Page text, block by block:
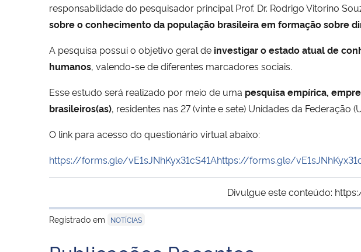
responsabilidade do pesquisador principal Prof. Dr. Rodrigo Vitorino
sobre o conhecimento da população brasileira em formação sobre
A pesquisa possui o objetivo geral de investigar o estado atual de
humanos, valendo-se de diferentes marcadores sociais.
Esse estudo será realizado por meio de uma pesquisa empírica,
brasileiros(as), residentes nas 27 (vinte e sete) Unidades da Federação
O link para acesso do questionário virtual abaixo:
https://forms.gle/vE1sJNhKyx31cS41Ahttps://forms.gle/
Divulgue este conteúdo:
Registrado em
NOTÍCIAS